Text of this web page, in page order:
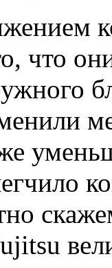
что